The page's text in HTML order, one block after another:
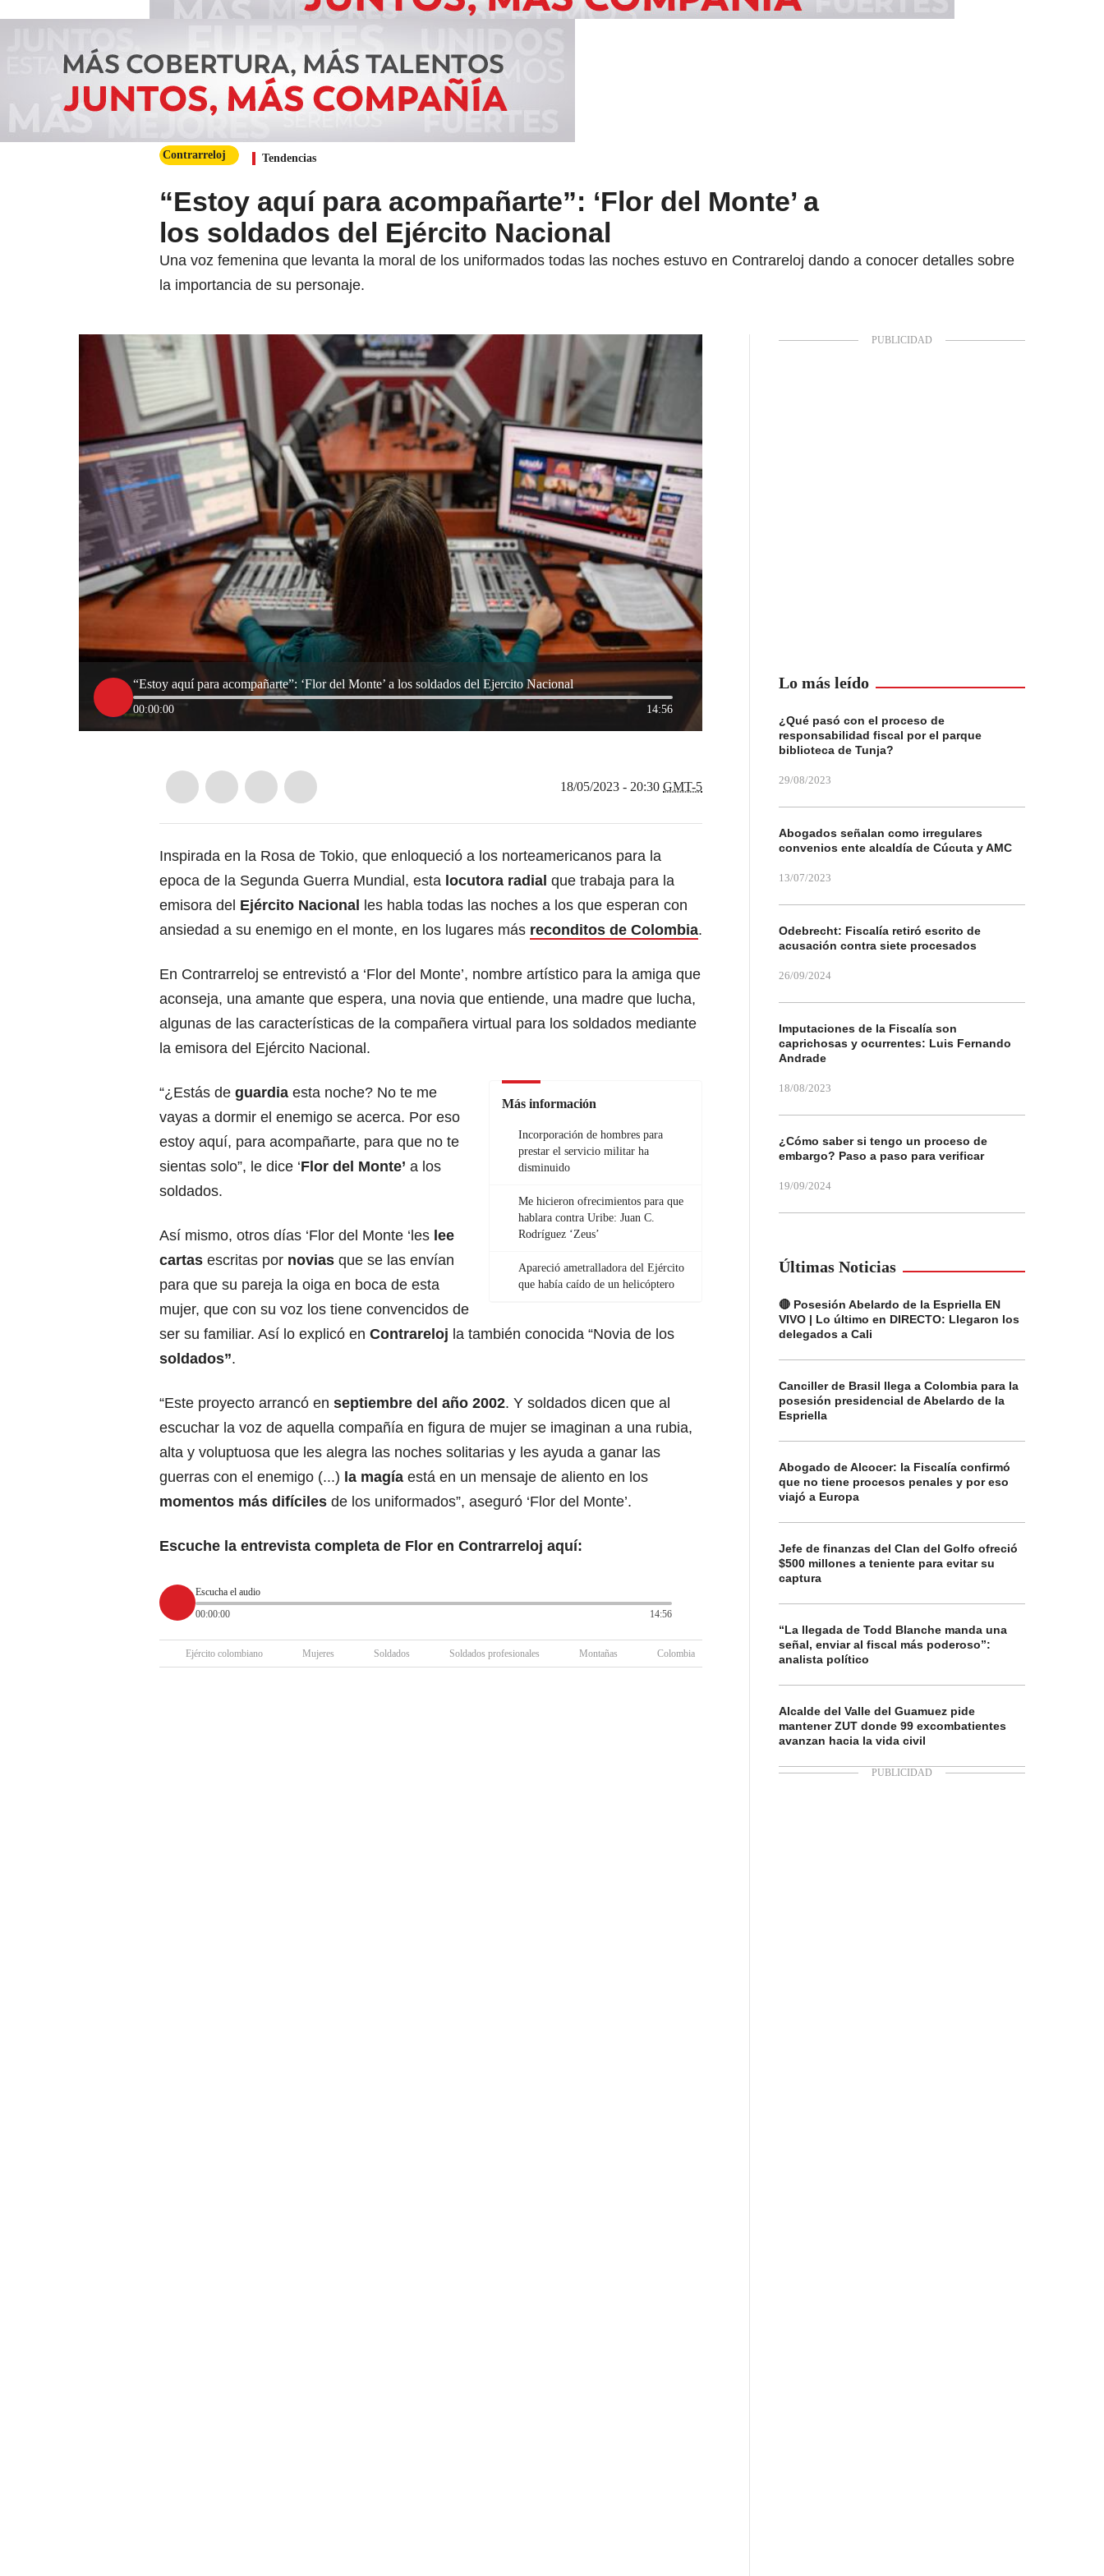
Contrarreloj Tendencias
“Estoy aquí para acompañarte”: ‘Flor del Monte’ a
los soldados del Ejército Nacional
Una voz femenina que levanta la moral de los uniformados todas las noches estuvo en Contrareloj dando a conocer detalles sobre
la importancia de su personaje.
“Estoy aquí para acompañarte”: ‘Flor del Monte’ a los soldados del Ejercito Nacional
00:00:00 14:56
18/05/2023 - 20:30 GMT-5
Inspirada en la Rosa de Tokio, que enloqueció a los norteamericanos para la
epoca de la Segunda Guerra Mundial, esta locutora radial que trabaja para la
emisora del Ejército Nacional
les habla todas las noches a los que esperan con
ansiedad a su enemigo en el monte, en los lugares más reconditos de Colombia.
En Contrarreloj se entrevistó a ‘Flor del Monte’, nombre artístico para la amiga que
aconseja, una amante que espera, una novia que entiende, una madre que lucha,
algunas de las características de la compañera virtual para los soldados mediante
la emisora del Ejército Nacional.
Más información
Incorporación de hombres para
prestar el servicio militar ha
disminuido
Me hicieron ofrecimientos para que
hablara contra Uribe: Juan C.
Rodríguez ‘Zeus’
Apareció ametralladora del Ejército
que había caído de un helicóptero
“¿Estás de guardia esta noche? No te me
vayas a dormir el enemigo se acerca. Por eso
estoy aquí, para acompañarte, para que no te
sientas solo”, le dice ‘Flor del Monte’ a los
soldados.
Así mismo, otros días ‘Flor del Monte ‘les lee
cartas escritas por novias que se las envían
para que su pareja la oiga en boca de esta
mujer, que con su voz los tiene convencidos de
ser su familiar. Así lo explicó en Contrareloj la también conocida “Novia de los
soldados”.
“Este proyecto arrancó en septiembre del año 2002. Y soldados dicen que al
escuchar la voz de aquella compañía en figura de mujer se imaginan a una rubia,
alta y voluptuosa que les alegra las noches solitarias y les ayuda a ganar las
guerras con el enemigo (...) la magía está en un mensaje de aliento en los
momentos más difíciles de los uniformados”, aseguró ‘Flor del Monte’.
Escuche la entrevista completa de Flor en Contrarreloj aquí:
Escucha el audio
00:00:00
14:56
Ejército colombiano Mujeres Soldados Soldados profesionales Montañas Colombia
Lo más leído
¿Qué pasó con el proceso de
responsabilidad fiscal por el parque
biblioteca de Tunja?
29/08/2023
Abogados señalan como irregulares
convenios ente alcaldía de Cúcuta y AMC
13/07/2023
Odebrecht: Fiscalía retiró escrito de
acusación contra siete procesados
26/09/2024
Imputaciones de la Fiscalía son
caprichosas y ocurrentes: Luis Fernando
Andrade
18/08/2023
¿Cómo saber si tengo un proceso de
embargo? Paso a paso para verificar
19/09/2024
Últimas Noticias
🔴 Posesión Abelardo de la Espriella EN
VIVO | Lo último en DIRECTO: Llegaron los
delegados a Cali
Canciller de Brasil llega a Colombia para la
posesión presidencial de Abelardo de la
Espriella
Abogado de Alcocer: la Fiscalía confirmó
que no tiene procesos penales y por eso
viajó a Europa
Jefe de finanzas del Clan del Golfo ofreció
$500 millones a teniente para evitar su
captura
“La llegada de Todd Blanche manda una
señal, enviar al fiscal más poderoso”:
analista político
Alcalde del Valle del Guamuez pide
mantener ZUT donde 99 excombatientes
avanzan hacia la vida civil